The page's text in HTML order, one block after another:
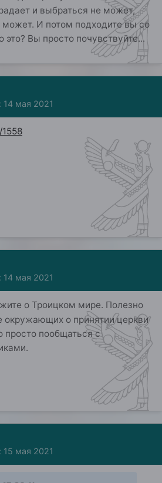
и выбраться не может,
может. И потом подходите вы со
Вы просто почувствуйте...
14 мая 2021
14 мая 2021
о Троицком мире. Полезно
окружающих о принятии церкви
просто пообщаться с
15 мая 2021